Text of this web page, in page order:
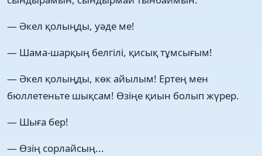
— Әкел қолыңды, уәде ме!
— Шама-шарқың белгілі, қисық тұмсығым!
— Әкел қолыңды, көк айылым! Ертең мен
бюллетеньте шықсам! Өзіңе қиын болып жүрер.
— Шыға бер!
— Өзің сорлайсың...